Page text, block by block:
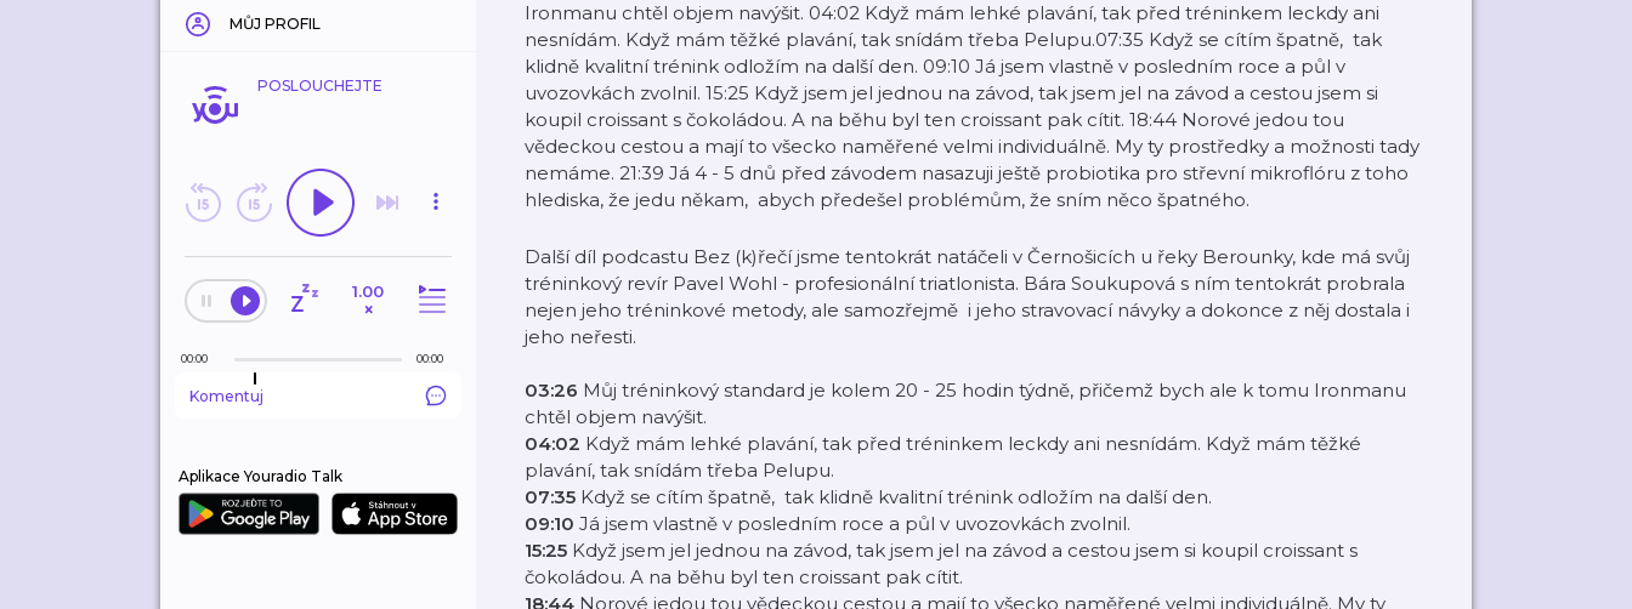
MŮJ PROFIL
POSLOUCHEJTE
1.00
×
00:00 00:00
Komentuj
Aplikace Youradio Talk
Ironmanu chtěl objem navýšit. 04:02 Když mám lehké plavání, tak před tréninkem leckdy ani
nesnídám. Když mám těžké plavání, tak snídám třeba Pelupu.07:35 Když se cítím špatně, tak
klidně kvalitní trénink odložím na další den. 09:10 Já jsem vlastně v posledním roce a půl v
uvozovkách zvolnil. 15:25 Když jsem jel jednou na závod, tak jsem jel na závod a cestou jsem si
koupil croissant s čokoládou. A na běhu byl ten croissant pak cítit. 18:44 Norové jedou tou
vědeckou cestou a mají to všecko naměřené velmi individuálně. My ty prostředky a možnosti tady
nemáme. 21:39 Já 4 - 5 dnů před závodem nasazuji ještě probiotika pro střevní mikroflóru z toho
hlediska, že jedu někam, abych předešel problémům, že sním něco špatného.
Další díl podcastu Bez (k)řečí jsme tentokrát natáčeli v Černošicích u řeky Berounky, kde má svůj
tréninkový revír Pavel Wohl - profesionální triatlonista. Bára Soukupová s ním tentokrát probrala
nejen jeho tréninkové metody, ale samozřejmě i jeho stravovací návyky a dokonce z něj dostala i
jeho neřesti.
03:26 Můj tréninkový standard je kolem 20 - 25 hodin týdně, přičemž bych ale k tomu Ironmanu
chtěl objem navýšit.
04:02 Když mám lehké plavání, tak před tréninkem leckdy ani nesnídám. Když mám těžké
plavání, tak snídám třeba Pelupu.
07:35 Když se cítím špatně, tak klidně kvalitní trénink odložím na další den.
09:10 Já jsem vlastně v posledním roce a půl v uvozovkách zvolnil.
15:25 Když jsem jel jednou na závod, tak jsem jel na závod a cestou jsem si koupil croissant s
čokoládou. A na běhu byl ten croissant pak cítit.
18:44 Norové jedou tou vědeckou cestou a mají to všecko naměřené velmi individuálně. My ty